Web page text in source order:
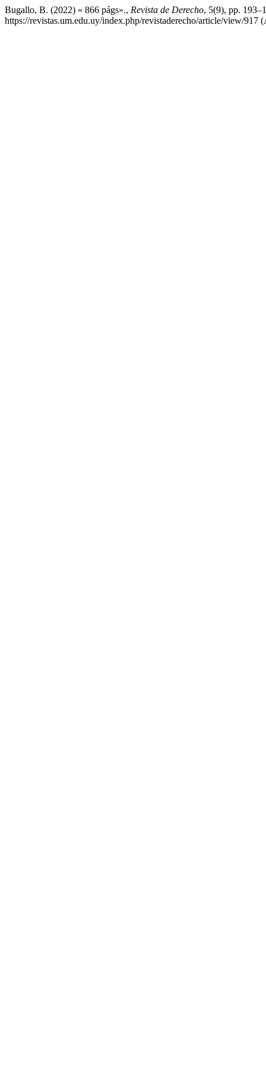
Bugallo, B. (2022) « 866 págs»., Revista de Derecho, 5(9), pp.
https://revistas.um.edu.uy/index.php/revistaderecho/article/view/917